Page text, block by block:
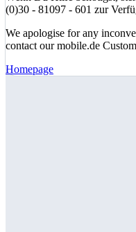
(0)30 - 81097 - 601 zur
We apologise for any
contact our mobile.de
Homepage